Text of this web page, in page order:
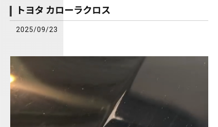
トヨタ カローラクロス
2025/09/23